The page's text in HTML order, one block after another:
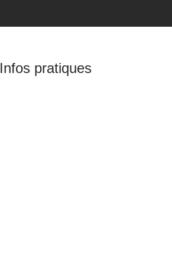
Infos pratiques